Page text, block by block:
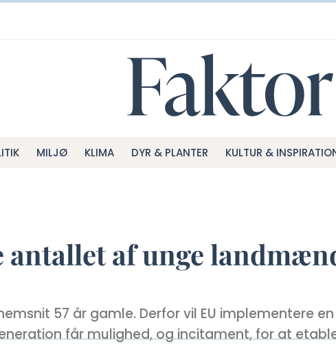
MILJØ KLIMA DYR & PLANTER KULTUR &
antallet af unge
57 år gamle. Derfor vil EU implementere
får mulighed, og incitament, for at